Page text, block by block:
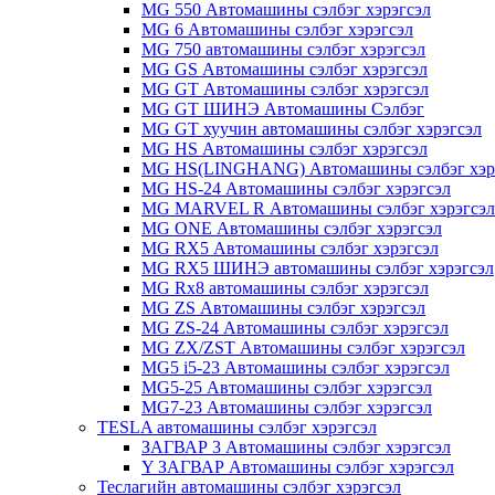
MG 550 Автомашины сэлбэг хэрэгсэл
MG 6 Автомашины сэлбэг хэрэгсэл
MG 750 автомашины сэлбэг хэрэгсэл
MG GS Автомашины сэлбэг хэрэгсэл
MG GT Автомашины сэлбэг хэрэгсэл
MG GT ШИНЭ Автомашины Сэлбэг
MG GT хуучин автомашины сэлбэг хэрэгсэл
MG HS Автомашины сэлбэг хэрэгсэл
MG HS(LINGHANG) Автомашины сэлбэг
MG HS-24 Автомашины сэлбэг хэрэгсэл
MG MARVEL R Автомашины сэлбэг хэрэгсэл
MG ONE Автомашины сэлбэг хэрэгсэл
MG RX5 Автомашины сэлбэг хэрэгсэл
MG RX5 ШИНЭ автомашины сэлбэг хэрэгсэл
MG Rx8 автомашины сэлбэг хэрэгсэл
MG ZS Автомашины сэлбэг хэрэгсэл
MG ZS-24 Автомашины сэлбэг хэрэгсэл
MG ZX/ZST Автомашины сэлбэг хэрэгсэл
MG5 i5-23 Автомашины сэлбэг хэрэгсэл
MG5-25 Автомашины сэлбэг хэрэгсэл
MG7-23 Автомашины сэлбэг хэрэгсэл
TESLA автомашины сэлбэг хэрэгсэл
ЗАГВАР 3 Автомашины сэлбэг хэрэгсэл
Y ЗАГВАР Автомашины сэлбэг хэрэгсэл
Теслагийн автомашины сэлбэг хэрэгсэл